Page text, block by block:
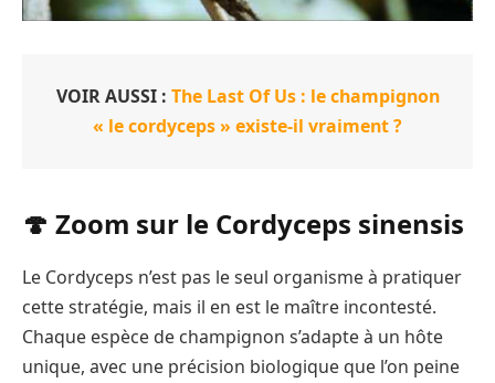
VOIR AUSSI : The Last Of Us : le champignon
« le cordyceps » existe-il vraiment ?
🍄 Zoom sur le Cordyceps sinensis
Le Cordyceps n’est pas le seul organisme à pratiquer
cette stratégie, mais il en est le maître incontesté.
Chaque espèce de champignon s’adapte à un hôte
unique, avec une précision biologique que l’on peine